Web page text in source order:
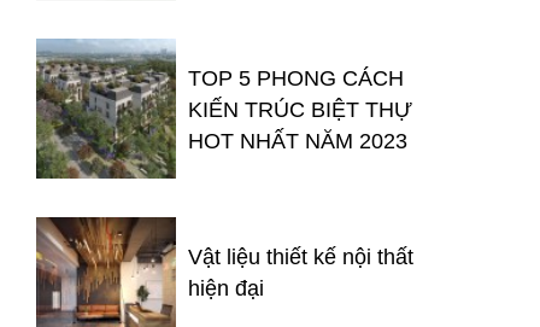
TOP 5 PHONG CÁCH
KIẾN TRÚC BIỆT THỰ
HOT NHẤT NĂM 2023
Vật liệu thiết kế nội thất
hiện đại